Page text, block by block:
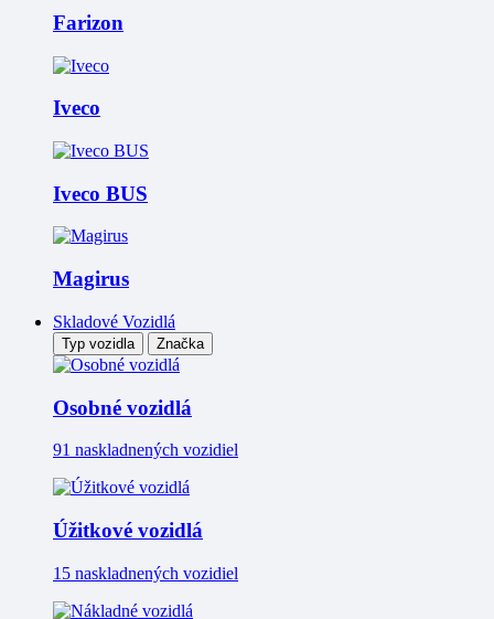
Farizon
Iveco
Iveco BUS
Magirus
Skladové Vozidlá
Typ vozidla Značka
Osobné vozidlá
91 naskladnených vozidiel
Úžitkové vozidlá
15 naskladnených vozidiel